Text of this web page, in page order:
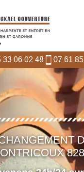
33 06 02 48 07 61